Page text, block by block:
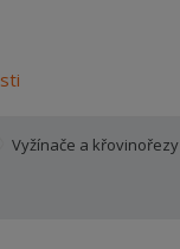
Vyžínače a křovinořezy